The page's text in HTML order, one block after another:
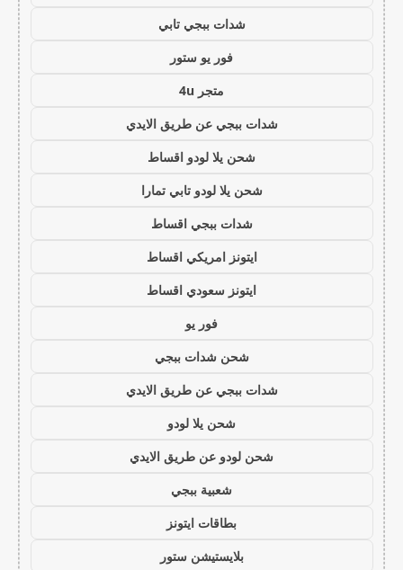
شدات ببجي تابي
فور يو ستور
متجر 4u
شدات ببجي عن طريق الايدي
شحن يلا لودو اقساط
شحن يلا لودو تابي تمارا
شدات ببجي اقساط
ايتونز امريكي اقساط
ايتونز سعودي اقساط
فور يو
شحن شدات ببجي
شدات ببجي عن طريق الايدي
شحن يلا لودو
شحن لودو عن طريق الايدي
شعبية ببجي
بطاقات ايتونز
بلايستيشن ستور